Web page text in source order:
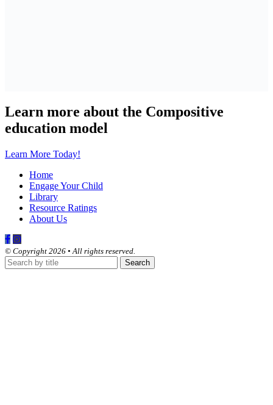
Learn more about the Compositive
education model
Learn More Today!
Home
Engage Your Child
Library
Resource Ratings
About Us
© Copyright 2026 • All rights reserved.
Search